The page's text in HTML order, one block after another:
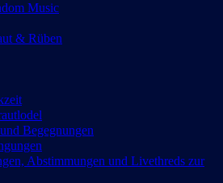
Music
& Rüben
Begegnungen
Abstimmungen und Livethreds zur